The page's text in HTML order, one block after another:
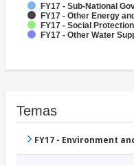
FY17 - Sub-National
FY17 - Other Energy
FY17 - Social Protection
FY17 - Other Water
Temas
FY17 - Environment